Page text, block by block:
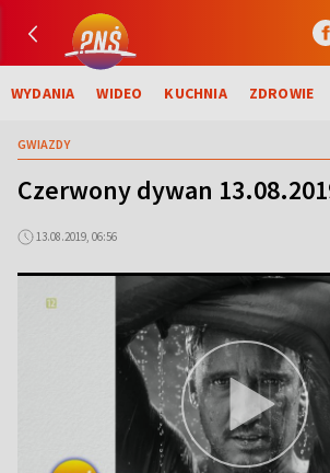
WYDANIA WIDEO KUCHNIA ZDROWIE
GWIAZDY
Czerwony dywan
13.08.2019, 06:56